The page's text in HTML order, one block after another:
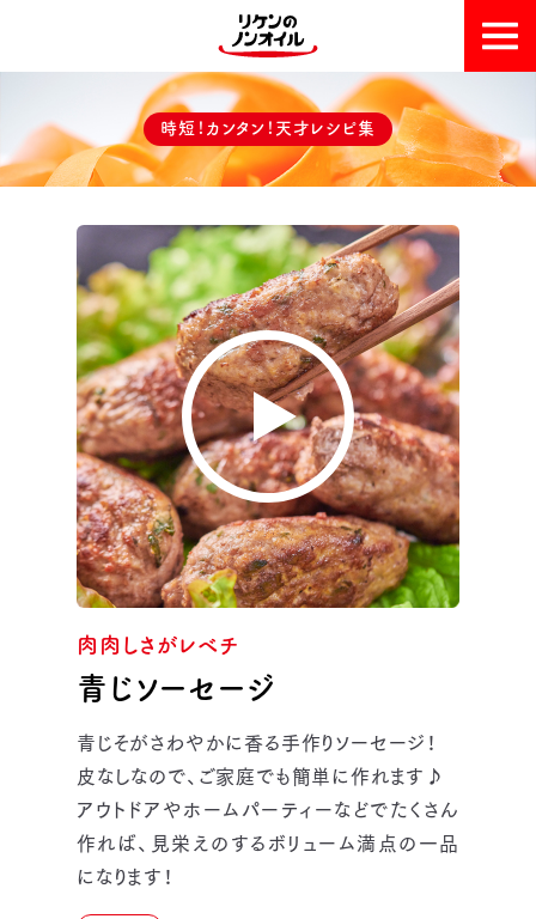
おいしい理由
天才レシピ集
時短！カンタン！天才レシピ集
肉肉しさがレベチ
青じソーセージ
青じそがさわやかに香る手作りソーセージ！
皮なしなので、ご家庭でも簡単に作れます♪
アウトドアやホームパーティーなどでたくさん
作れば、見栄えのするボリューム満点の一品
になります！